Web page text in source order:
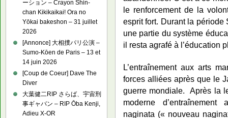
le renforcement de la
esprit fort. Durant la période
une partie du système
il resta agrafé à l’éducation
L’entraînement aux arts
forces alliées après que le
guerre mondiale. Après la
moderne
naginata (« nouveau
ーション – Crayon Shin-
chan Kikikaikai! Ora no
Yōkai bakeshon – 31 juillet
2026
[Annonce] 大相撲パリ公演 –
Sumo-Kōen de Paris – 13 et
14 juin 2026
[Coup de Coeur] Dave The
Diver
大葉健二RIP さらば、宇宙刑
事ギャバン – RIP Ōba Kenji,
Adieu X-OR